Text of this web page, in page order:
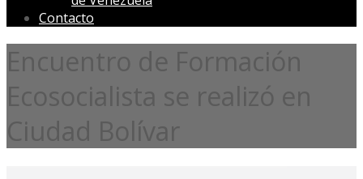
Contacto
Encuentro de Formación
Ecosocialista se realizó en
Ciudad Bolívar